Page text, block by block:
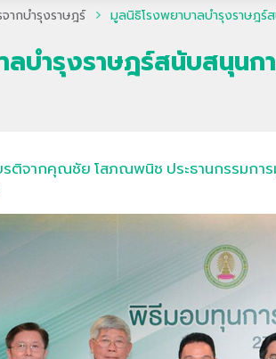
จากบำรุงราษฎร์ มูลนิธิโรงพยาบาลบำรุงราษฎ
ลบำรุงราษฎร์สนับสนุน
รติจากคุณชัย โสภณพนิช ประธานกรรมกา